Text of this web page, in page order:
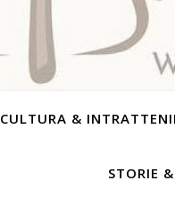
CULTURA &
STORIE